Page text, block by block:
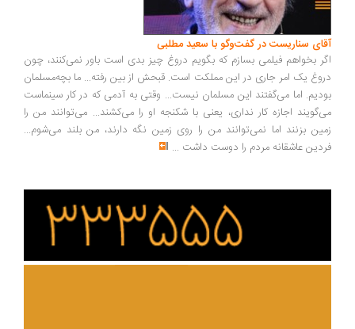
آقای سناریست در گفت‌وگو با سعید مطلبی
اگر بخواهم فیلمی بسازم که بگویم دروغ چیز بدی است باور نمی‌کنند، چون
دروغ یک امر جاری در این مملکت است. قبحش از بین رفته... ما بچه‌مسلمان
بودیم. اما می‌گفتند این مسلمان نیست... وقتی به آدمی که در کار سینماست
می‌گویند اجازه کار نداری، یعنی با شکنجه او را می‌کشند... می‌توانند من را
زمین بزنند اما نمی‌توانند من را روی زمین نگه دارند، من بلند می‌شوم...
فردین عاشقانه مردم را دوست داشت ...